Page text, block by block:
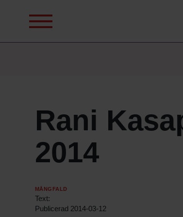
Rani
2014
Mångfald
Text:
Publicerad 2014-03-12